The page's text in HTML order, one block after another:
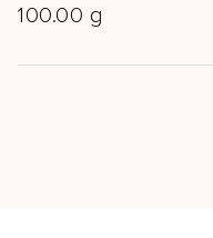
100.00 g